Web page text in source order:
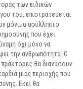
των ειδικών
του, επιστρατεύεται
µόνιµα ασύλληπτο
που έχει
όχι µόνο να
την ανθρωπότητα. Ο
θα διανύσουν
µιας περιοχής που
Εκεί θα